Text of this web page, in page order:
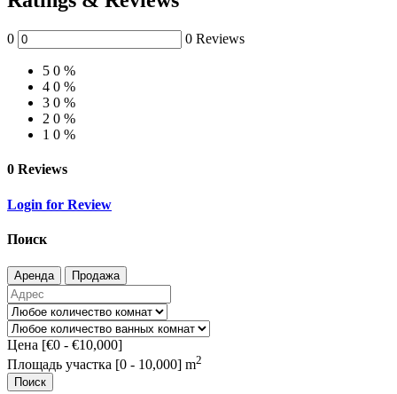
0 0 Reviews
5 0 %
4 0 %
3 0 %
2 0 %
1 0 %
0 Reviews
Login for Review
Поиск
Аренда Продажа
Цена [€0 - €10,000]
Площадь участка [0 - 10,000] m2
Поиск